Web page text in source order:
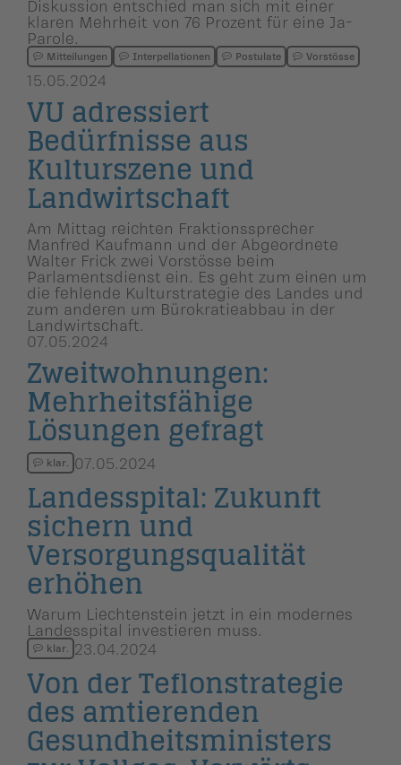
Diskussion entschied man sich mit einer
klaren Mehrheit von 76 Prozent für eine Ja-
Parole.
Mitteilungen Interpellationen Postulate Vorstösse
15.05.2024
VU adressiert
Bedürfnisse aus
Kulturszene und
Landwirt­schaft
Am Mittag reichten Fraktionssprecher
Manfred Kaufmann und der Abgeordnete
Walter Frick zwei Vorstösse beim
Parlamentsdienst ein. Es geht zum einen um
die fehlende Kulturstrategie des Landes und
zum anderen um Bürokratieabbau in der
Landwirtschaft.
07.05.2024
Zweitwoh­nungen:
Mehrheits­fä­hige
Lösungen gefragt
klar. 07.05.2024
Landesspital: Zukunft
sichern und
Versorgungs­qua­lität
erhöhen
Warum Liechtenstein jetzt in ein modernes
Landesspital investieren muss.
klar. 23.04.2024
Von der Teflonstra­tegie
des amtierenden
Gesundheits­mi­nis­ters